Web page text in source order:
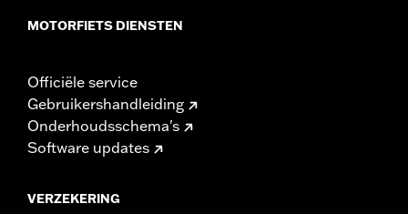
MOTORFIETS DIENSTEN
Officiële service
Gebruikershandleiding
Onderhoudsschema's
Software updates
VERZEKERING